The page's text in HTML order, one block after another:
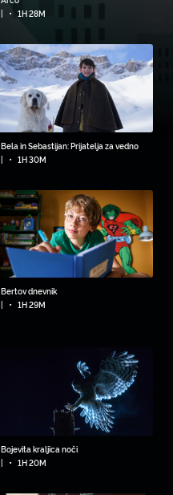
• 1H 28M
Bela in Sebastijan: Prijatelja za vedno
|
• 1H 30M
Bertov dnevnik
• 1H 29M
Bojevita kraljica noči
|
• 1H 20M